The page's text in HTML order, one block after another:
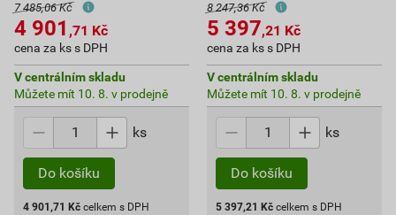
7 485,06 Kč
4 901 ,71 Kč
cena za ks s DPH
V centrálním skladu
Můžete mít 10. 8. v prodejně
ks
Do košíku
4 901,71 Kč celkem s DPH
8 247,36 Kč
5 397,21 Kč
cena za ks s DPH
V centrálním skladu
Můžete mít 10. 8. v prodejně
ks
Do košíku
5 397,21 Kč celkem s DPH